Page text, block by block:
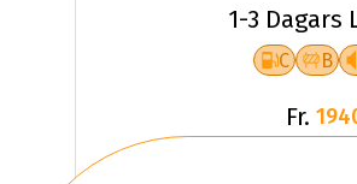
1-3 Dagars
C B
Fr.